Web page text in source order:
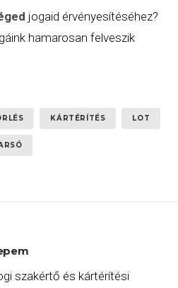
jogaid érvényesítéséhez?
hamarosan felveszik
KÁRTÉRÍTÉS LOT
szakértő és kártérítési